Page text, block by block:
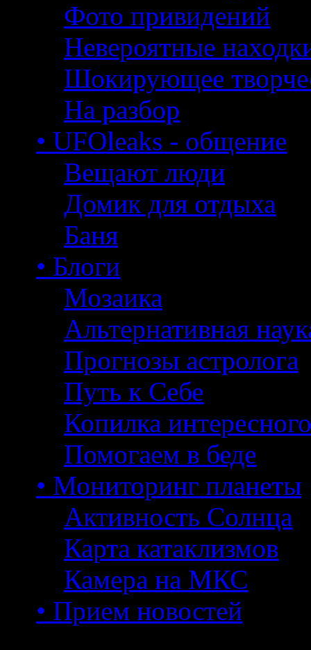
Фото привидений
Невероятные
Шокирующее
На разбор
• UFOleaks - общение
Вещают люди
Домик для отдыха
Баня
• Блоги
Мозаика
Альтернативная
Прогнозы астролога
Путь к Себе
Копилка интересного
Помогаем в беде
• Мониторинг планеты
Активность Солнца
Карта катаклизмов
Камера на МКС
• Прием новостей